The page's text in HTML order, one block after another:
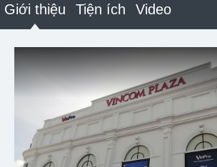
Giới thiệu Tiện ích Video